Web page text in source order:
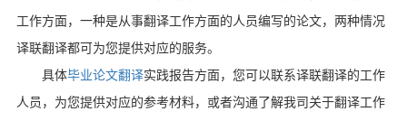
工作方面，一种是从事翻译工作方面的人员编写的论文，两种情况
译联翻译都可为您提供对应的服务。
具体毕业论文翻译实践报告方面，您可以联系译联翻译的工作
人员，为您提供对应的参考材料，或者沟通了解我司关于翻译工作